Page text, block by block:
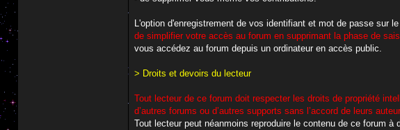
L'option d'enregistrement de vos identifiant et mot de passe sur
de simplifier votre accès au forum en supprimant la phase de
vous accédez au forum depuis un ordinateur en accès public.
> Droits et devoirs du lecteur
Tout lecteur de ce forum doit respecter les droits de propriété
d’autres forums ou d’autres supports sans l’accord de leurs
Tout lecteur peut néanmoins reproduire le contenu de ce forum